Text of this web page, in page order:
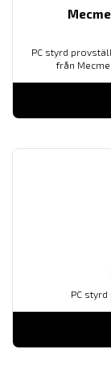
PC styrd
från
PC